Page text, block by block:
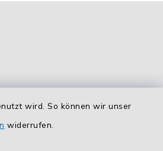
wird. So können wir unser
widerrufen.
planen